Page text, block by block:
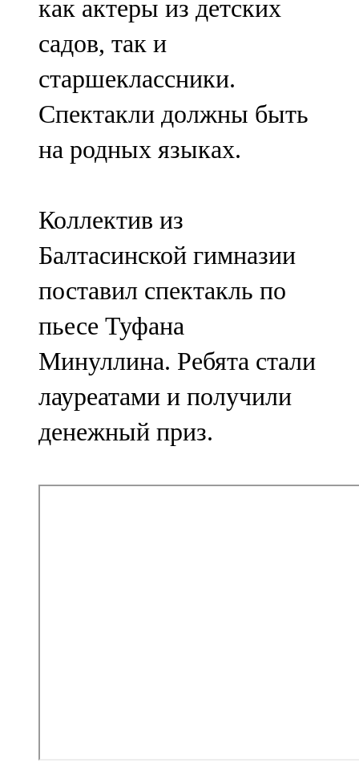
как актеры из детских
садов, так и
старшеклассники.
Спектакли должны быть
на родных языках.
Коллектив из
Балтасинской гимназии
поставил спектакль по
пьесе Туфана
Минуллина. Ребята стали
лауреатами и получили
денежный приз.